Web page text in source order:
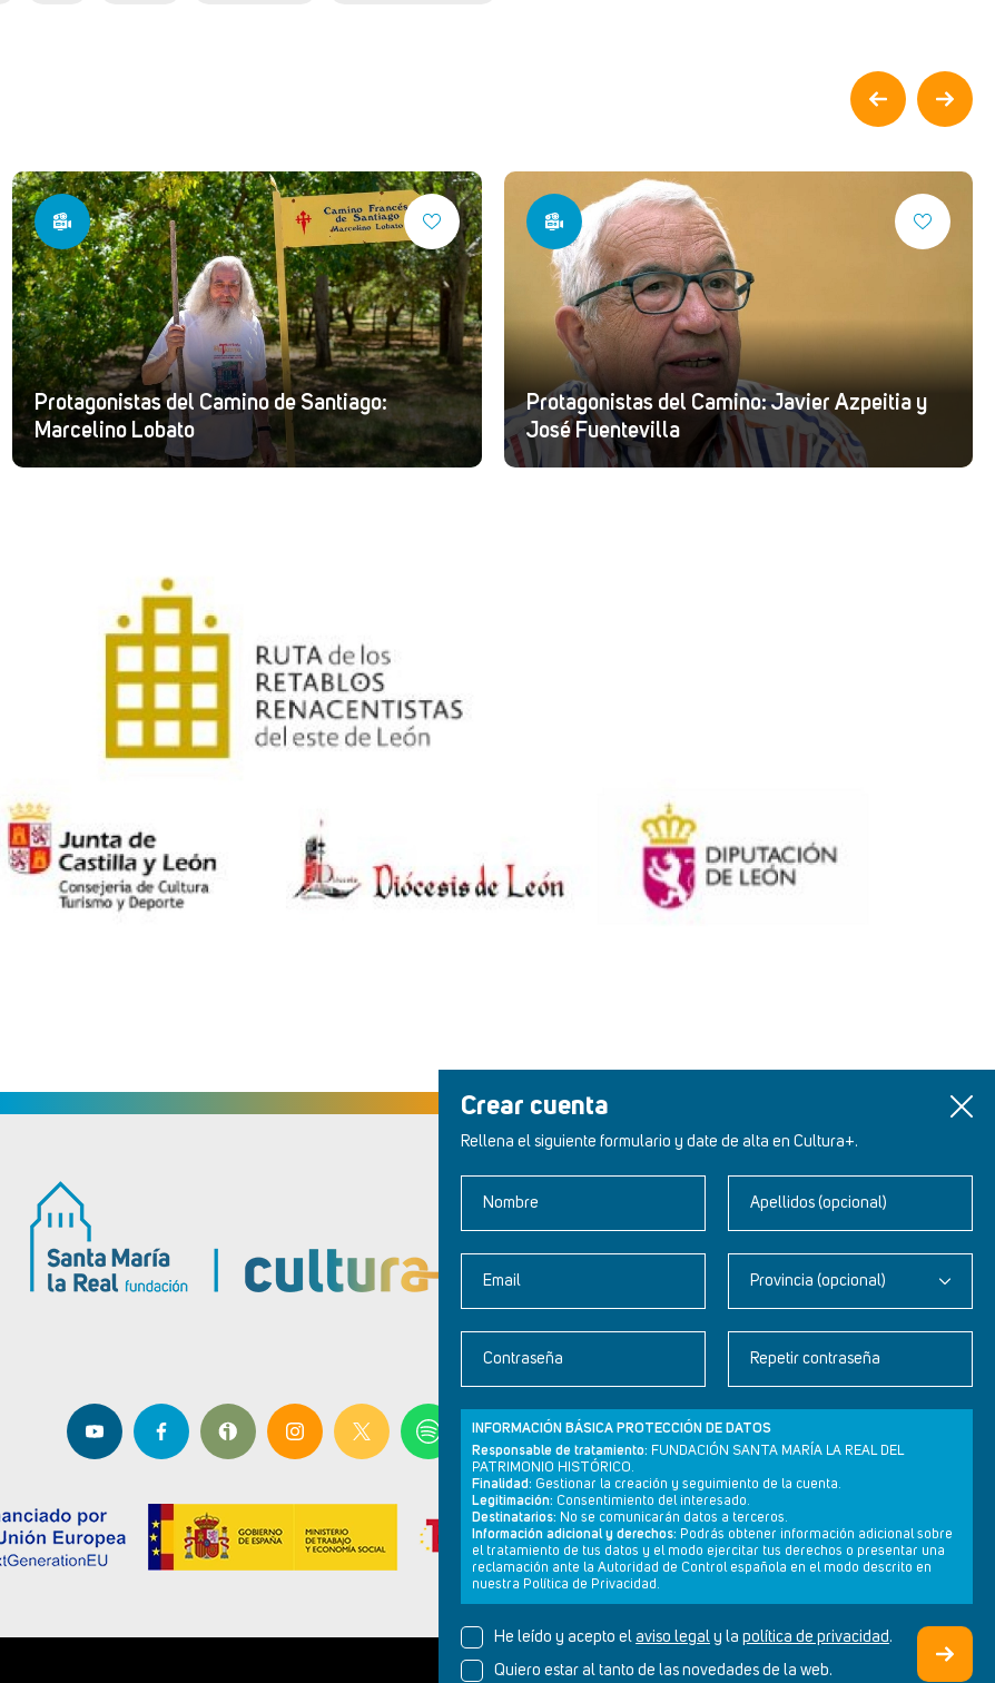
Crear cuenta
Rellena el siguiente formulario y date de alta en Cultura+.
Nombre Apellidos (opcional)
Email Provincia (opcional)
Contraseña Repetir contraseña
INFORMACIÓN BÁSICA PROTECCIÓN DE DATOS
Responsable de tratamiento: FUNDACIÓN SANTA MARÍA LA REAL DEL
PATRIMONIO HISTÓRICO.
Finalidad: Gestionar la creación y seguimiento de la cuenta.
Legitimación: Consentimiento del interesado.
Destinatarios: No se comunicarán datos a terceros.
Información adicional y derechos: Podrás obtener información adicional sobre
el tratamiento de tus datos y el modo ejercitar tus derechos o presentar una
reclamación ante la Autoridad de Control española en el modo descrito en
nuestra Política de Privacidad.
He leído y acepto el aviso legal y la política de privacidad.
Quiero estar al tanto de las novedades de la web.
Protagonistas del Camino de Santiago:
Marcelino Lobato
Protagonistas del Camino: Javier Azpeitia y
José Fuentevilla
Newsletter
Aviso legal
Política de privacidad
Política de cookies
DISEÑO WEB SGM